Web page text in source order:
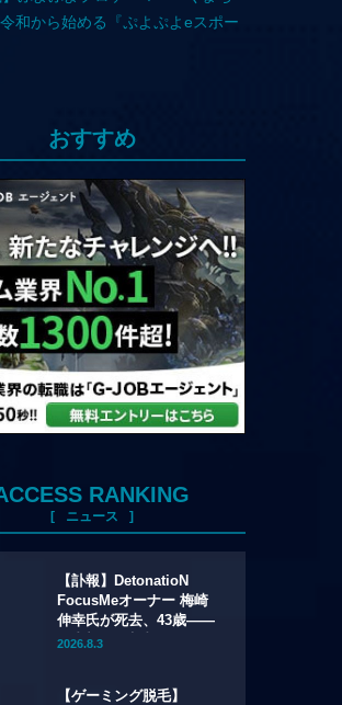
おすすめ
RANKING
ニュース
【訃報】DetonatioN
FocusMeオーナー 梅崎
伸幸氏が死去、43歳——
国内初の給与制eスポーツ
2026.8.3
【ゲーミング脱毛】